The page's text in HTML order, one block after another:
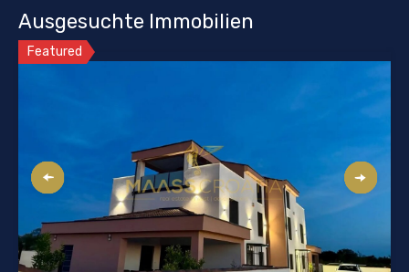
Ausgesuchte Immobilien
Featured